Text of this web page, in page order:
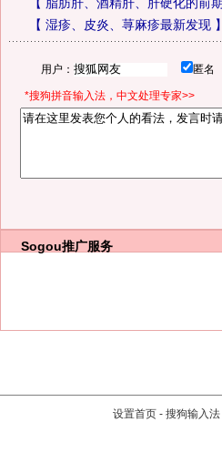
【 湿疹、皮炎、荨麻疹最新发现】
用户： 匿名
*搜狗拼音输入法，中文处理专家>>
Sogou推广服务
设置首页 - 搜狗输入法